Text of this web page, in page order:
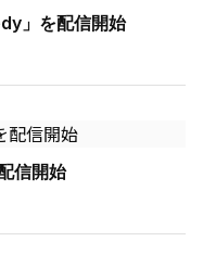
」を配信開始
信開始